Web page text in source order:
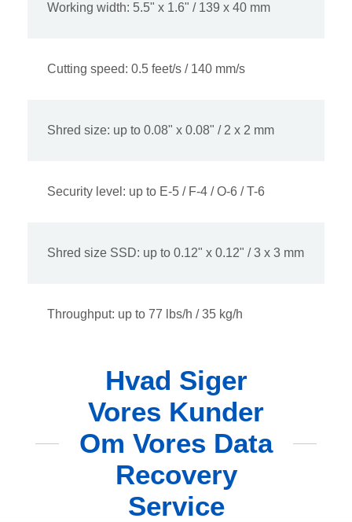
Working width: 5.5" x 1.6" / 139 x 40 mm
Cutting speed: 0.5 feet/s / 140 mm/s
Shred size: up to 0.08" x 0.08" / 2 x 2 mm
Security level: up to E-5 / F-4 / O-6 / T-6
Shred size SSD: up to 0.12" x 0.12" / 3 x 3 mm
Throughput: up to 77 lbs/h / 35 kg/h
Hvad Siger
Vores Kunder
Om Vores Data
Recovery
Service